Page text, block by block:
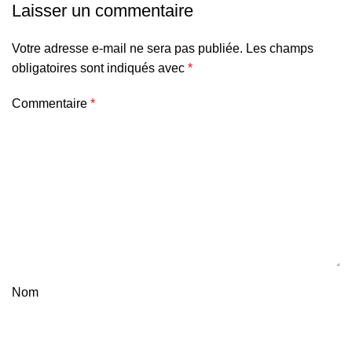
Laisser un commentaire
Votre adresse e-mail ne sera pas publiée. Les champs
obligatoires sont indiqués avec *
Commentaire *
Nom